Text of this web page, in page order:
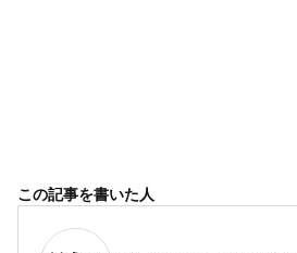
この記事を書いた人